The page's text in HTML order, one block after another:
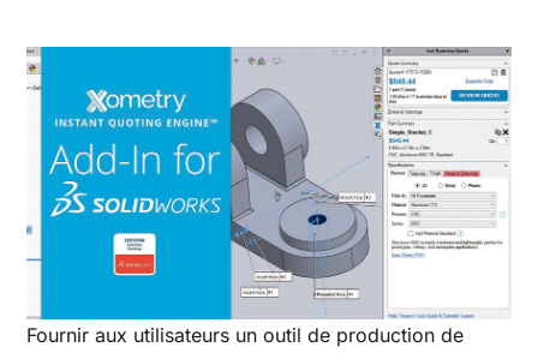
Fournir aux utilisateurs un outil de production de